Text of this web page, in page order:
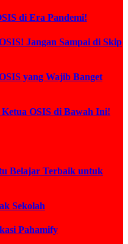
di Era Pandemi!
Jangan Sampai di Skip
yang Wajib Banget
OSIS di Bawah Ini!
Belajar Terbaik untuk
Sekolah
Pahamify